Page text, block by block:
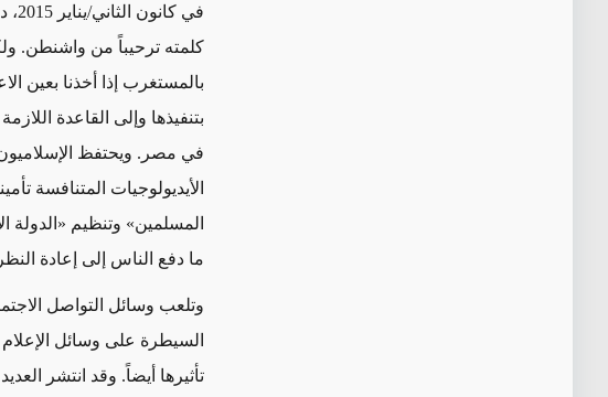
في
كلمته ترحيباً من واشنطن.
بالمستغرب إذا أخذنا بعين
بتنفيذها وإلى القاعدة
في مصر. ويحتفظ الإسلاميون
الأيديولوجيات المتنافسة
المسلمين» وتنظيم «الدولة
ما دفع الناس إلى إعادة
وتلعب وسائل التواصل
السيطرة على وسائل الإعلام
تأثيرها أيضاً. وقد انتشر